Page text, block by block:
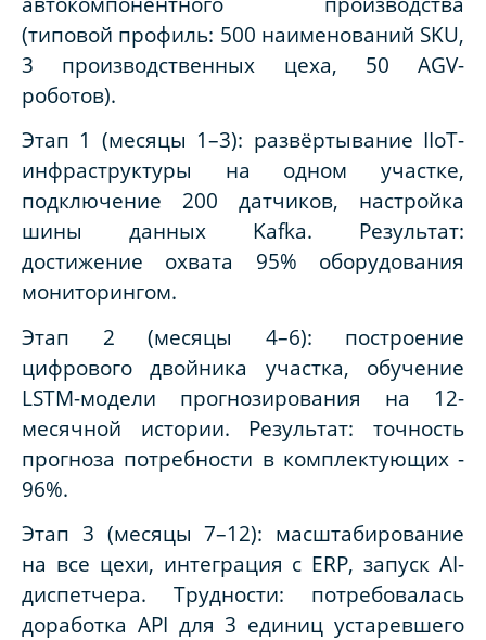
(типовой профиль: 500 наименований SKU,
3 производственных цеха, 50 AGV-
роботов).
Этап 1 (месяцы 1–3): развёртывание IIoT-
инфраструктуры на одном участке,
подключение 200 датчиков, настройка
шины данных Kafka. Результат:
достижение охвата 95% оборудования
мониторингом.
Этап 2 (месяцы 4–6): построение
цифрового двойника участка, обучение
LSTM-модели прогнозирования на 12-
месячной истории. Результат: точность
прогноза потребности в комплектующих -
96%.
Этап 3 (месяцы 7–12): масштабирование
на все цехи, интеграция с ERP, запуск AI-
диспетчера. Трудности: потребовалась
доработка API для 3 единиц устаревшего